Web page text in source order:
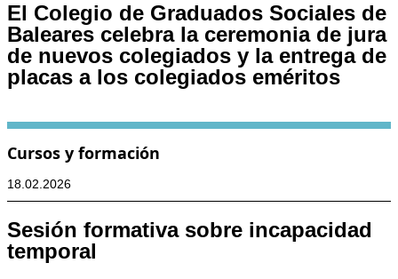
El Colegio de Graduados Sociales de
Baleares celebra la ceremonia de jura
de nuevos colegiados y la entrega de
placas a los colegiados eméritos
Cursos y formación
18.02.2026
Sesión formativa sobre incapacidad
temporal